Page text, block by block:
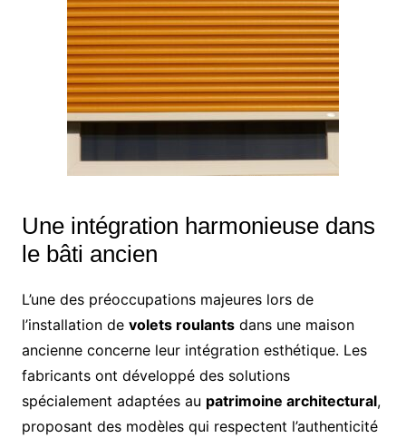
Une intégration harmonieuse dans
le bâti ancien
L’une des préoccupations majeures lors de
l’installation de volets roulantsdans une maison
ancienne concerne leur intégration esthétique. Les
fabricants ont développé des solutions
spécialement adaptées au patrimoine architectural,
proposant des modèles qui respectent l’authenticité